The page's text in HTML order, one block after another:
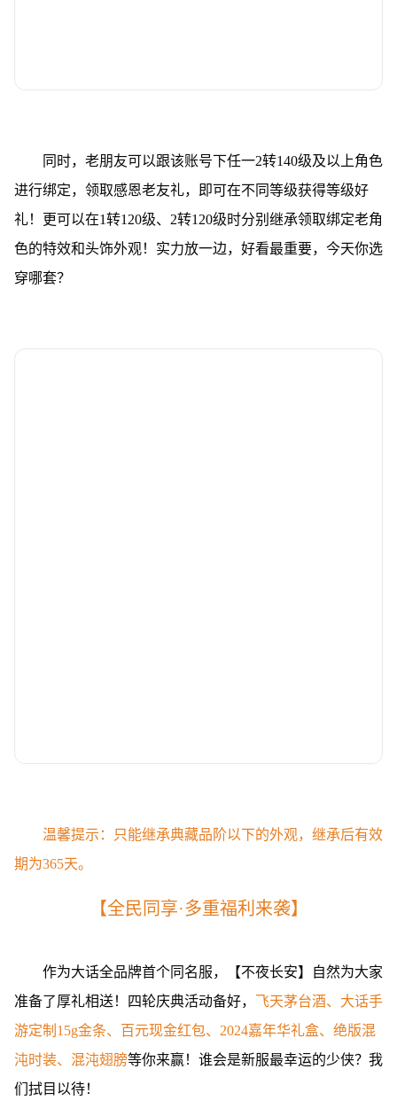
同时，老朋友可以跟该账号下任一2转140级及以上角色
进行绑定，领取感恩老友礼，即可在不同等级获得等级好
礼！更可以在1转120级、2转120级时分别继承领取绑定老角
色的特效和头饰外观！实力放一边，好看最重要，今天你选
穿哪套？
温馨提示：只能继承典藏品阶以下的外观，继承后有效
期为365天。
【全民同享·多重福利来袭】
作为大话全品牌首个同名服，【不夜长安】自然为大家
准备了厚礼相送！四轮庆典活动备好， 飞天茅台酒、大话手
游定制15g金条、百元现金红包、2024嘉年华礼盒、绝版混
沌时装、混沌翅膀等你来赢！谁会是新服最幸运的少侠？我
们拭目以待！